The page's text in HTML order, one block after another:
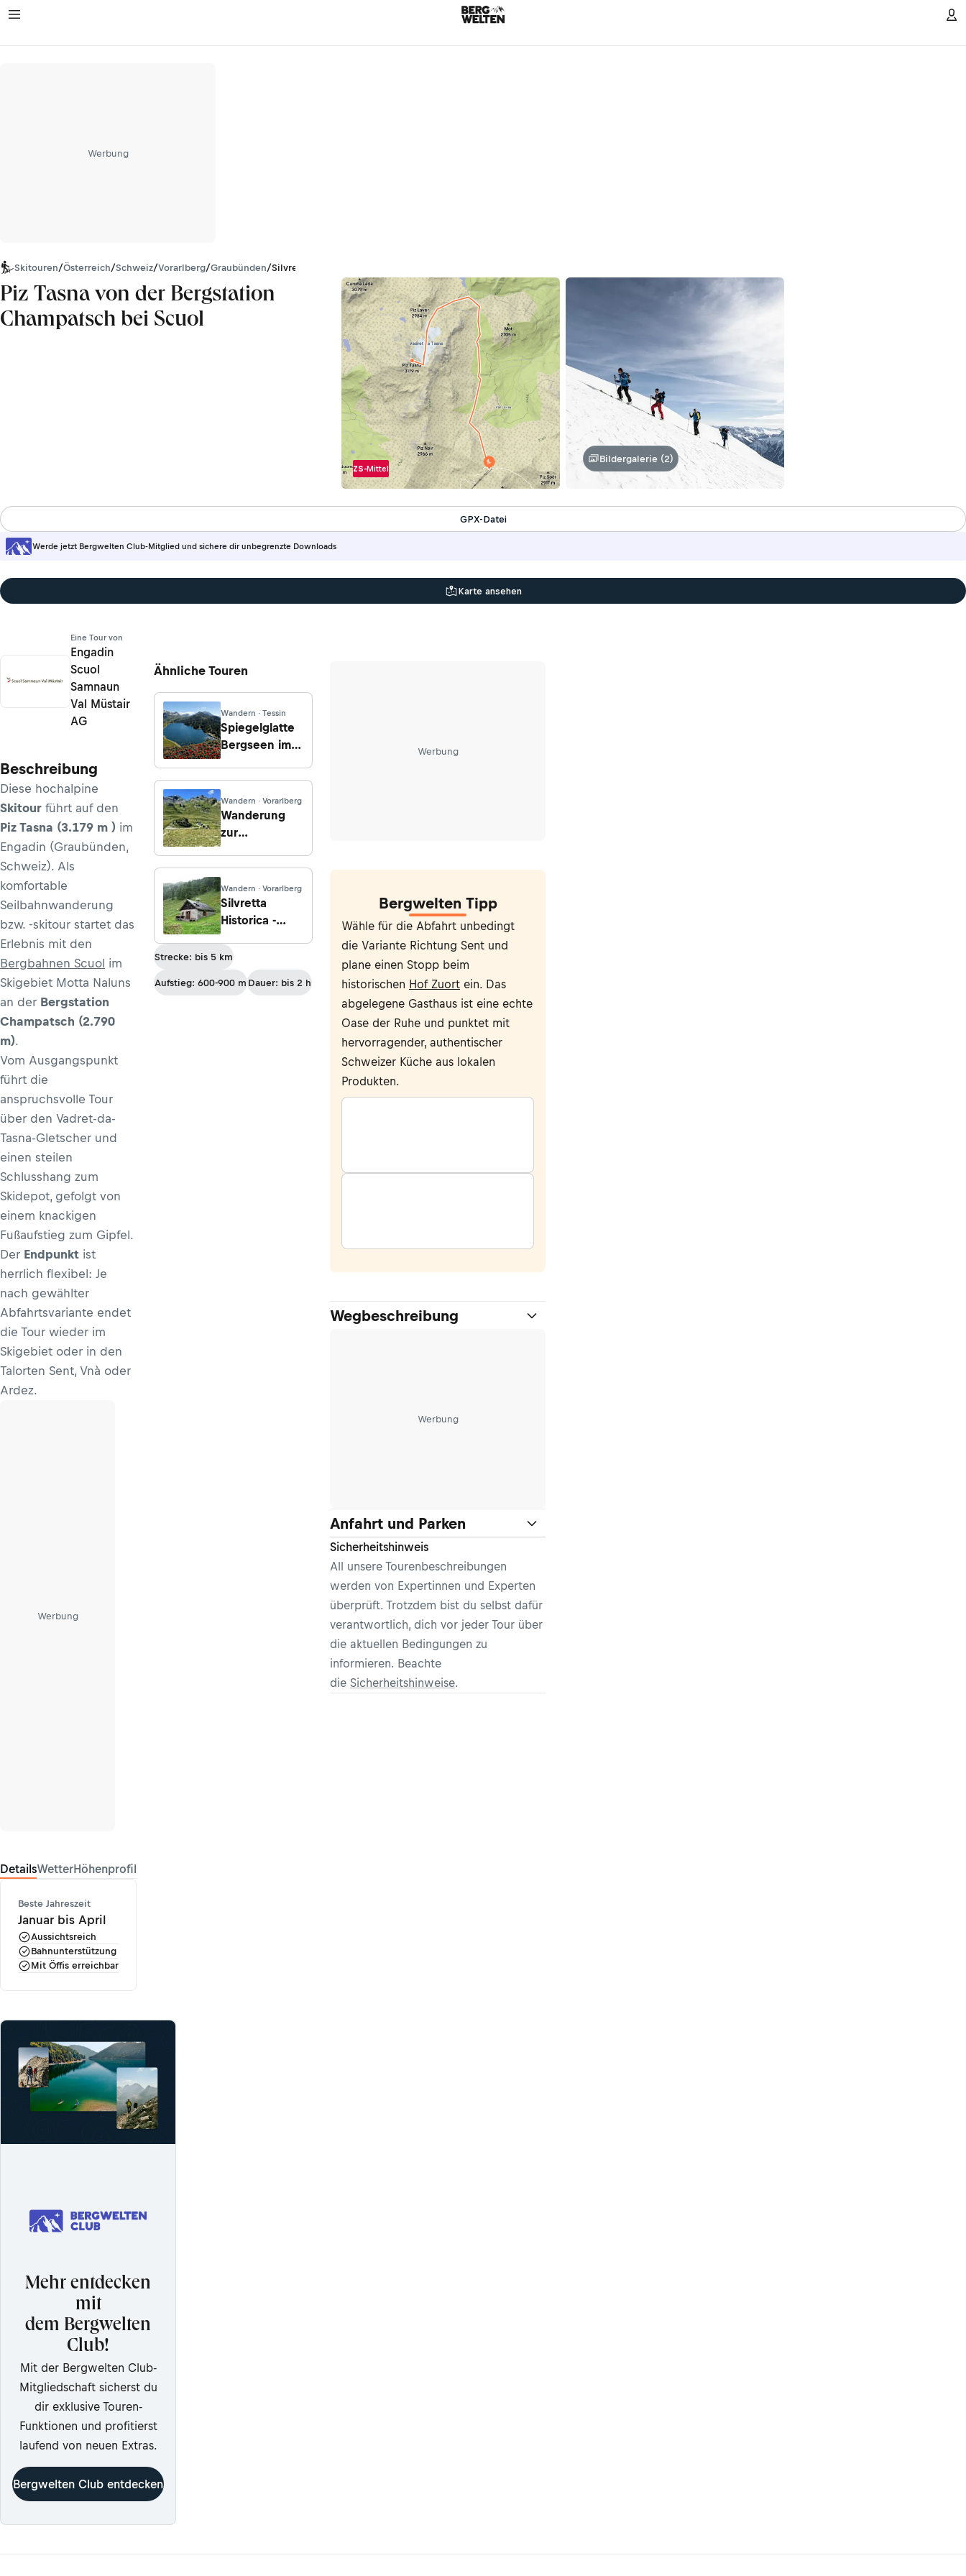
Werbung
Skitouren/Österreich/Schweiz/Vorarlberg/Graubünden/Silvretta
Piz Tasna von der Bergstation
Champatsch bei Scuol
ZS-Mittel
Bildergalerie (2)
Werde jetzt Bergwelten Club-Mitglied und sichere dir unbegrenzte Downloads
GPX-Datei
Karte ansehen
Eine Tour von
Engadin
Scuol
Samnaun
Val Müstair
AG
Beschreibung
Diese hochalpine
Skitour führt auf den
Piz Tasna (3.179 m ) im
Engadin (Graubünden,
Schweiz). Als
komfortable
Seilbahnwanderung
bzw. -skitour startet das
Erlebnis mit den
Bergbahnen Scuol im
Skigebiet Motta Naluns
an der Bergstation
Champatsch (2.790
m).
Vom Ausgangspunkt
führt die
anspruchsvolle Tour
über den Vadret-da-
Tasna-Gletscher und
einen steilen
Schlusshang zum
Skidepot, gefolgt von
einem knackigen
Fußaufstieg zum Gipfel.
Der Endpunkt ist
herrlich flexibel: Je
nach gewählter
Abfahrtsvariante endet
die Tour wieder im
Skigebiet oder in den
Talorten Sent, Vnà oder
Ardez.
Werbung
DetailsWetterHöhenprofil
Beste Jahreszeit
Januar bis April
Aussichtsreich
Bahnunterstützung
Mit Öffis erreichbar
Ähnliche Touren
Wandern · Tessin
Spiegelglatte
Bergseen im
Wandern · Vorarlberg
Wanderung
zur
Hütte von
Ramosch/Sent
Wandern · Vorarlberg
Silvretta
Historica -
ab Ftan
Strecke: bis 5 km
Aufstieg: 600-900 m Dauer: bis 2 h
Werbung
Bergwelten Tipp
Wähle für die Abfahrt unbedingt
die Variante Richtung Sent und
plane einen Stopp beim
historischen Hof Zuort ein. Das
abgelegene Gasthaus ist eine echte
Oase der Ruhe und punktet mit
hervorragender, authentischer
Schweizer Küche aus lokalen
Produkten.
Wegbeschreibung
Werbung
Anfahrt und Parken
Sicherheitshinweis
All unsere Tourenbeschreibungen
werden von Expertinnen und Experten
überprüft. Trotzdem bist du selbst dafür
verantwortlich, dich vor jeder Tour über
die aktuellen Bedingungen zu
informieren. Beachte
die Sicherheitshinweise.
Mehr entdecken
mit
dem Bergwelten
Club!
Mit der Bergwelten Club-
Mitgliedschaft sicherst du
dir exklusive Touren-
Funktionen und profitierst
laufend von neuen Extras.
Bergwelten Club entdecken